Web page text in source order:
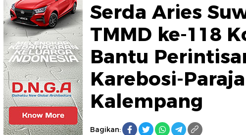
Serda Aries
TMMD ke-118
Bantu
Karebosi-
Kalempang
Bagikan: